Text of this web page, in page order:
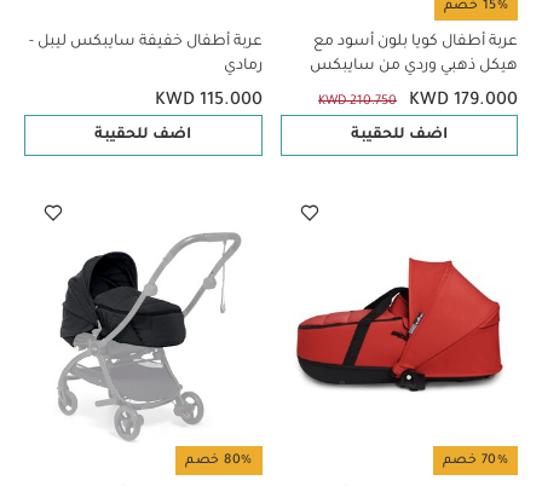
15% خصم
عربة أطفال كويا بلون أسود مع
هيكل ذهبي وردي من سايبكس
KWD 179.000
KWD 210.750
اضف للحقيبة
عربة أطفال خفيفة سايبكس ليبل -
رمادي
KWD 115.000
اضف للحقيبة
70% خصم 80% خصم